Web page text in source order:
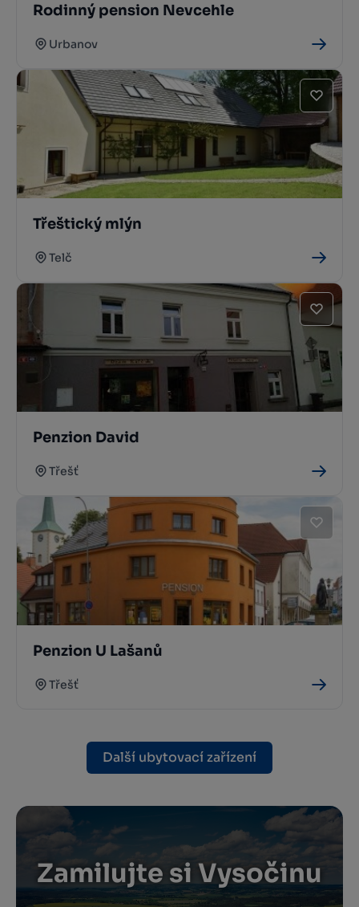
Rodinný pension Nevcehle
Urbanov
Třeštický mlýn
Telč
Penzion David
Třešť
Penzion U Lašanů
Třešť
Další ubytovací zařízení
Zamilujte si Vysočinu